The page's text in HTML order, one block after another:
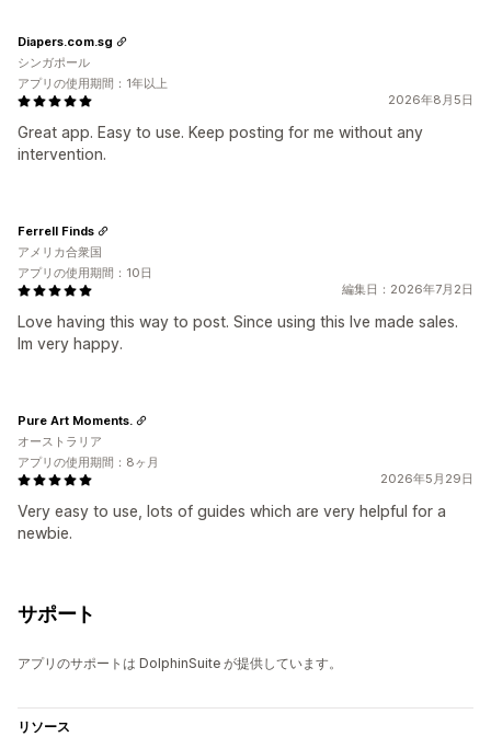
2026年8月5日
Great app. Easy to use. Keep posting for me without any
intervention.
Diapers.com.sg
シンガポール
アプリの使用期間：1年以上
編集日：2026年7月2日
Love having this way to post. Since using this Ive made sales.
Im very happy.
Ferrell Finds
アメリカ合衆国
アプリの使用期間：10日
2026年5月29日
Very easy to use, lots of guides which are very helpful for a
newbie.
Pure Art Moments.
オーストラリア
アプリの使用期間：8ヶ月
サポート
アプリのサポートは DolphinSuite が提供しています。
リソース